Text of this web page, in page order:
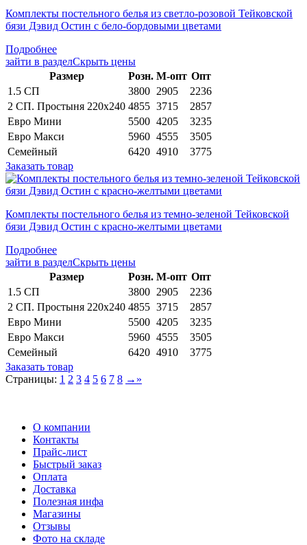
Комплекты постельного белья из светло-розовой Тейковской
бязи Дэвид Остин с бело-бордовыми цветами
Подробнее
зайти в разделСкрыть цены
Раз­мер
Розн. М-опт Опт
1.5 СП
3800 2905
2236
2 СП. Простыня 220х240 4855 3715
2857
Евро Мини
5500 4205
3235
Евро Макси
5960 4555
3505
Семейный
6420 4910
3775
Заказать товар
Комплекты постельного белья из темно-зеленой Тейковской
бязи Дэвид Остин с красно-желтыми цветами
Подробнее
зайти в разделСкрыть цены
Раз­мер
Розн. М-опт Опт
1.5 СП
3800 2905
2236
2 СП. Простыня 220х240 4855 3715
2857
Евро Мини
5500 4205
3235
Евро Макси
5960 4555
3505
Семейный
6420 4910
3775
Заказать товар
Страницы: 1 2 3 4 5 6 7 8 → »
О компании
Контакты
Прайс-лист
Быстрый заказ
Оплата
Доставка
Полезная инфа
Магазины
Отзывы
Фото на складе